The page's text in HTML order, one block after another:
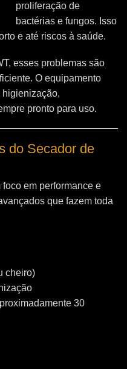
proliferação de
bactérias e fungos. Isso
e até riscos à saúde.
esses problemas são
O equipamento
higienização,
pronto para uso.
do Secador de
em performance e
que fazem toda
cheiro)
30